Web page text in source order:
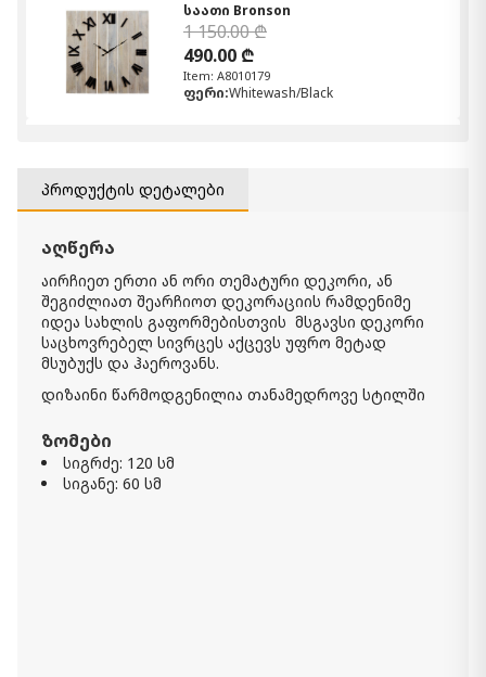
საათი Bronson
1 150.00 ₾
490.00 ₾
Item: A8010179
ფერი:Whitewash/Black
Item: A8010096
ფერი:
კალათაში დამატება
სარკე Brewer
720.00 ₾
Item: A8010166
ფერი:Black
პროდუქტის დეტალები
აღწერა
აირჩიეთ ერთი ან ორი თემატური დეკორი, ან
შეგიძლიათ შეარჩიოთ დეკორაციის რამდენიმე
იდეა სახლის გაფორმებისთვის მსგავსი დეკორი
საცხოვრებელ სივრცეს აქცევს უფრო მეტად
მსუბუქს და ჰაეროვანს.
დიზაინი წარმოდგენილია თანამედროვე სტილში
ზომები
სიგრძე: 120 სმ
სიგანე: 60 სმ